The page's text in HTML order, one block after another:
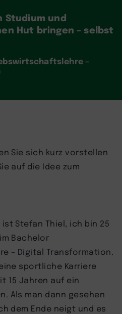
Studium und
Hut bringen – selbst
–
Sie sich kurz vorstellen
auf die Idee zum
ist Stefan Thiel, ich bin 25
Bachelor
– Digital Transformation.
sportliche Karriere
15 Jahren auf ein
Als man dann gesehen
dem Ende neigt und es